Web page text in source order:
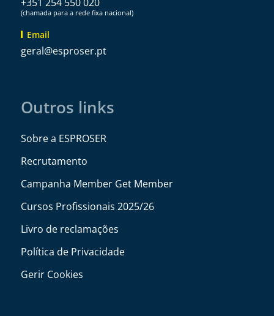
(chamada para a rede fixa nacional)
Email
tp.resorpse
@lareg
Outros links
Sobre a ESPROSER
Recrutamento
Campanha Member Get Member
Cursos Profissionais 2025/26
Livro de reclamações
Política de Privacidade
Gerir Cookies